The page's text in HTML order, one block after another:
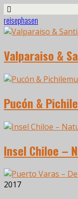
reisephasen
Valparaiso &
Pucón &
Insel Chiloe –
2017